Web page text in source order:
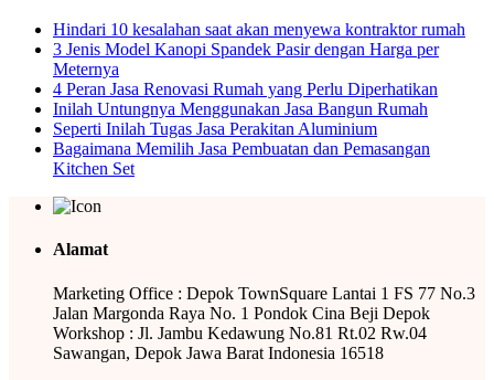
Hindari 10 kesalahan saat akan menyewa kontraktor rumah
3 Jenis Model Kanopi Spandek Pasir dengan Harga per
Meternya
4 Peran Jasa Renovasi Rumah yang Perlu Diperhatikan
Inilah Untungnya Menggunakan Jasa Bangun Rumah
Seperti Inilah Tugas Jasa Perakitan Aluminium
Bagaimana Memilih Jasa Pembuatan dan Pemasangan
Kitchen Set
Alamat
Marketing Office : Depok TownSquare Lantai 1 FS 77 No.3
Jalan Margonda Raya No. 1 Pondok Cina Beji Depok
Workshop : Jl. Jambu Kedawung No.81 Rt.02 Rw.04
Sawangan, Depok Jawa Barat Indonesia 16518